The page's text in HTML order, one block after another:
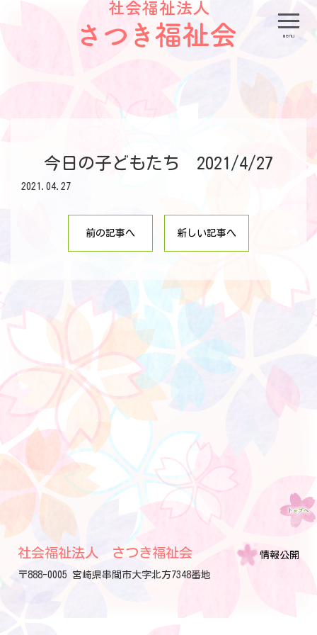
menu
今日の子どもたち 2021/4/27
2021.04.27
前の記事へ 新しい記事へ
社会福祉法人 さつき福祉会
〒888-0005 宮崎県串間市大字北方7348番地
情報公開